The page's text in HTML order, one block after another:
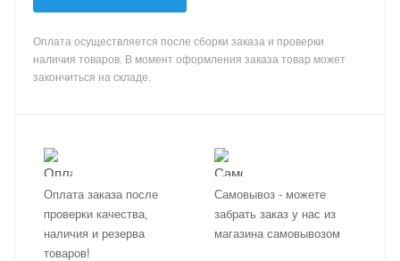
Оплата осуществляется после сборки заказа и проверки
наличия товаров. В момент оформления заказа товар может
закончиться на складе.
Оплата заказа после
проверки качества,
наличия и резерва
товаров!
Самовывоз - можете
забрать заказ у нас из
магазина самовывозом